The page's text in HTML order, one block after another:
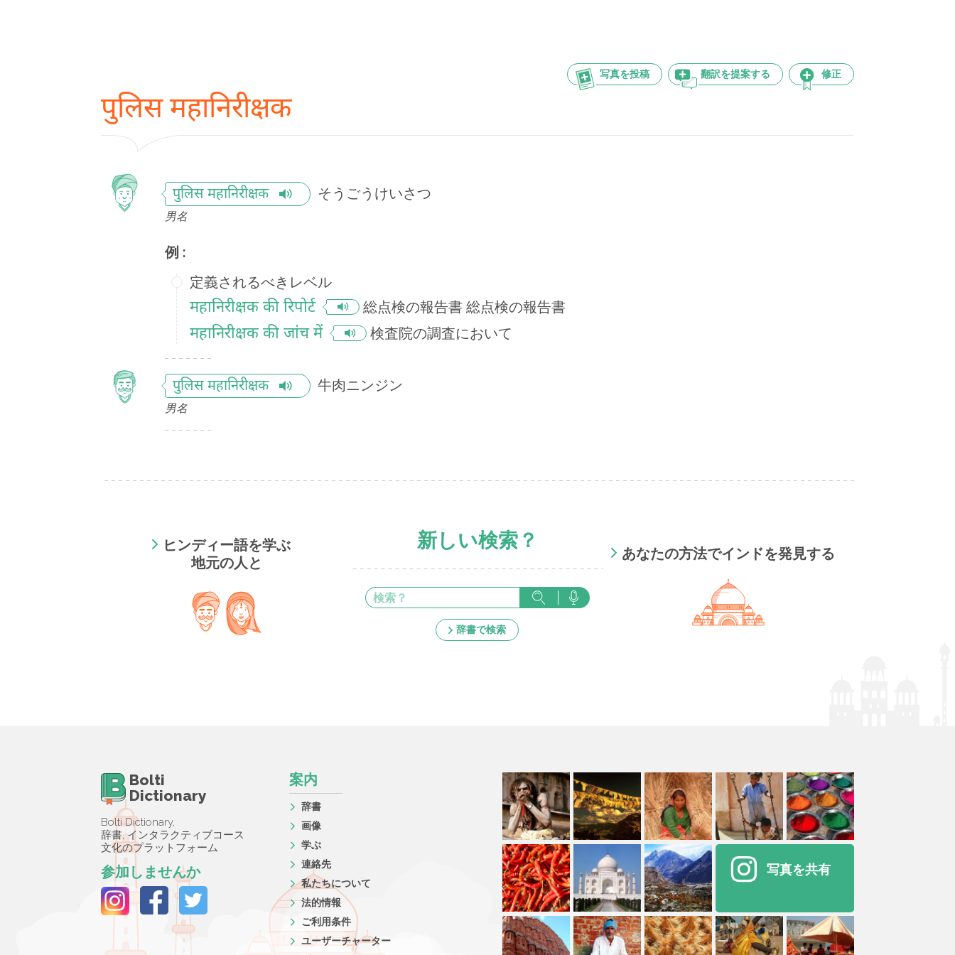
写真を投稿 翻訳を提案する 修正
पुलिस महानिरीक्षक
पुलिस महानिरीक्षक そうごうけいさつ
男名
例 :
定義されるべきレベル
महानिरीक्षक की रिपोर्ट 総点検の報告書 総点検の報告書
महानिरीक्षक की जांच में 検査院の調査において
पुलिस महानिरीक्षक 牛肉ニンジン
男名
ヒンディー語を学ぶ
地元の人と
新しい検索？
辞書で検索
あなたの方法でインドを発見する
Bolti
Dictionary
Bolti Dictionary,
辞書, インタラクティブコース
文化のプラットフォーム
参加しませんか
案内
辞書
画像
学ぶ
連絡先
私たちについて
法的情報
ご利用条件
ユーザーチャーター
写真を共有